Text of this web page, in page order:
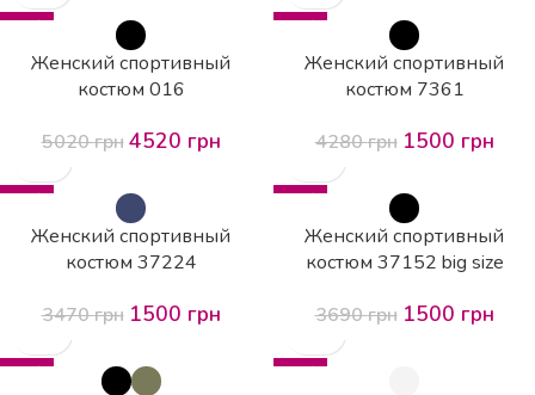
-10%
Женский спортивный
костюм 016
5020грн 4520 грн
-65%
Женский спортивный
костюм 7361
4280грн 1500 грн
-57%
Женский спортивный
костюм 37224
3470грн 1500 грн
-59%
Женский спортивный
костюм 37152 big size
3690грн 1500 грн
-52% -55%